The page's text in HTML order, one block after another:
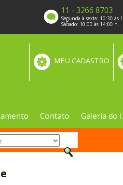
11 - 3266 8703
Segunda à sexta: 10:30 às
Sábado: 10:00 às 14:00 h.
MEU CADASTRO
Contato Galeria do